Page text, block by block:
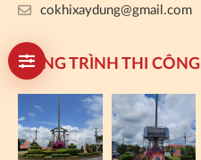
cokhixaydung@gmail.com
CÔNG TRÌNH THI CÔNG